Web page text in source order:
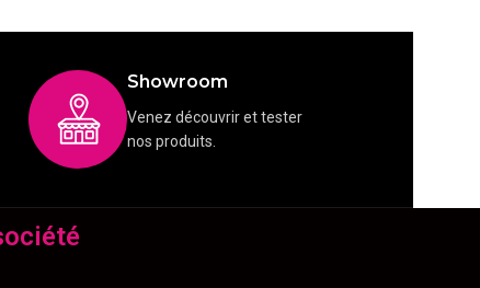
Showroom
Venez découvrir et tester
nos produits.